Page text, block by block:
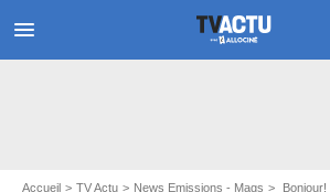
menu
Accueil TV Actu News Emissions - Mags Bonjour! : Ange